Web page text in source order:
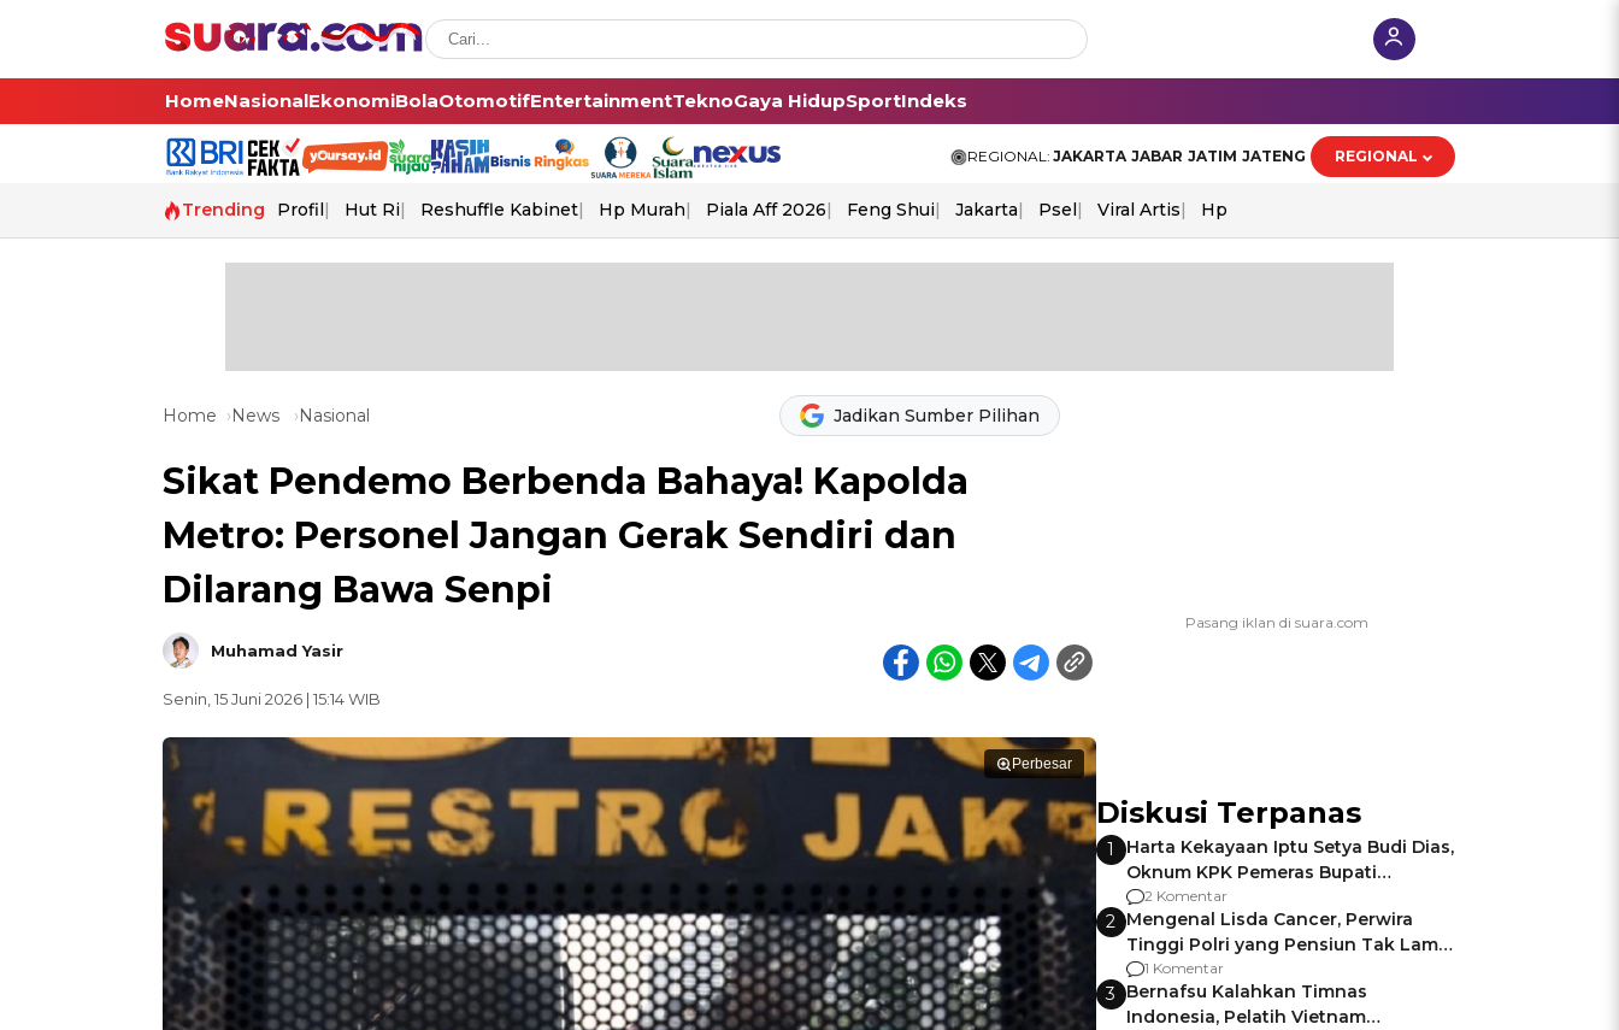
HomeNasionalEkonomiBolaOtomotifEntertainmentTeknoGaya HidupSportIndeks
REGIONAL: JAKARTA JABAR JATIM JATENG REGIONAL
Trending Profil Hut Ri Reshuffle Kabinet Hp Murah Piala Aff 2026 Feng Shui Jakarta Psel Viral Artis Hp
Home News Nasional Jadikan Sumber Pilihan
Sikat Pendemo Berbenda Bahaya! Kapolda
Metro: Personel Jangan Gerak Sendiri dan
Dilarang Bawa Senpi
Muhamad Yasir
Senin, 15 Juni 2026 | 15:14 WIB
Perbesar
Diskusi Terpanas
1
Harta Kekayaan Iptu Setya Budi Dias,
Oknum KPK Pemeras Bupati
Pemalang
2 Komentar
2 Mengenal Lisda Cancer, Perwira
Tinggi Polri yang Pensiun Tak Lama
Usai Jadi Brigjen
1 Komentar
3 Bernafsu Kalahkan Timnas
Indonesia, Pelatih Vietnam